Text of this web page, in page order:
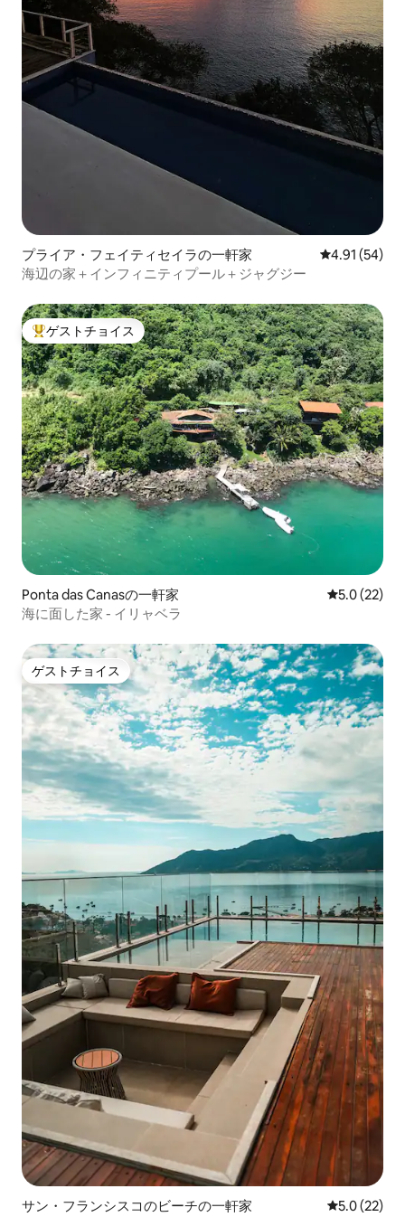
プライア・フェイティセイラの一軒家 レビュー54
4.91 (54)
海辺の家＋インフィニティプール＋ジャグジー
大好評のゲストチョイスです。
ゲストチョイス
Ponta das Canasの一軒家 レビュー22
5.0 (22)
海に面した家 - イリャベラ
ゲストチョイス
ゲストチョイス
サン・フランシスコのビーチの一軒家 レビュー22
5.0 (22)